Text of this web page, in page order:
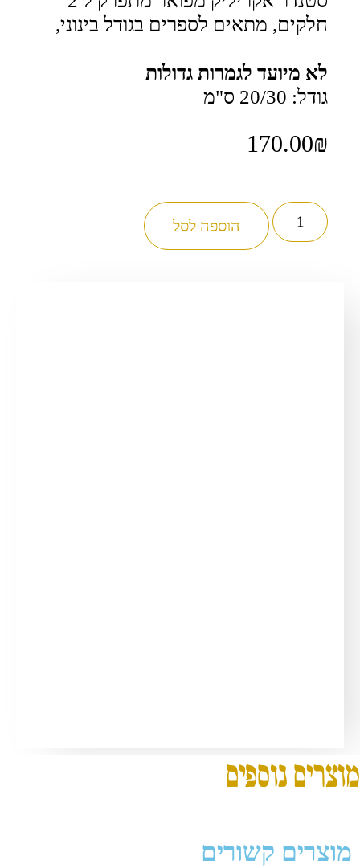
חלקים, מתאים לספרים בגודל בינוני,
לא מיועד לגמרות גדולות
גודל: 20/30 ס"מ
170.00₪
כמות
של
סטנדר
והגית
הוספה לסל
מוצרים נוספים
מוצרים קשורים